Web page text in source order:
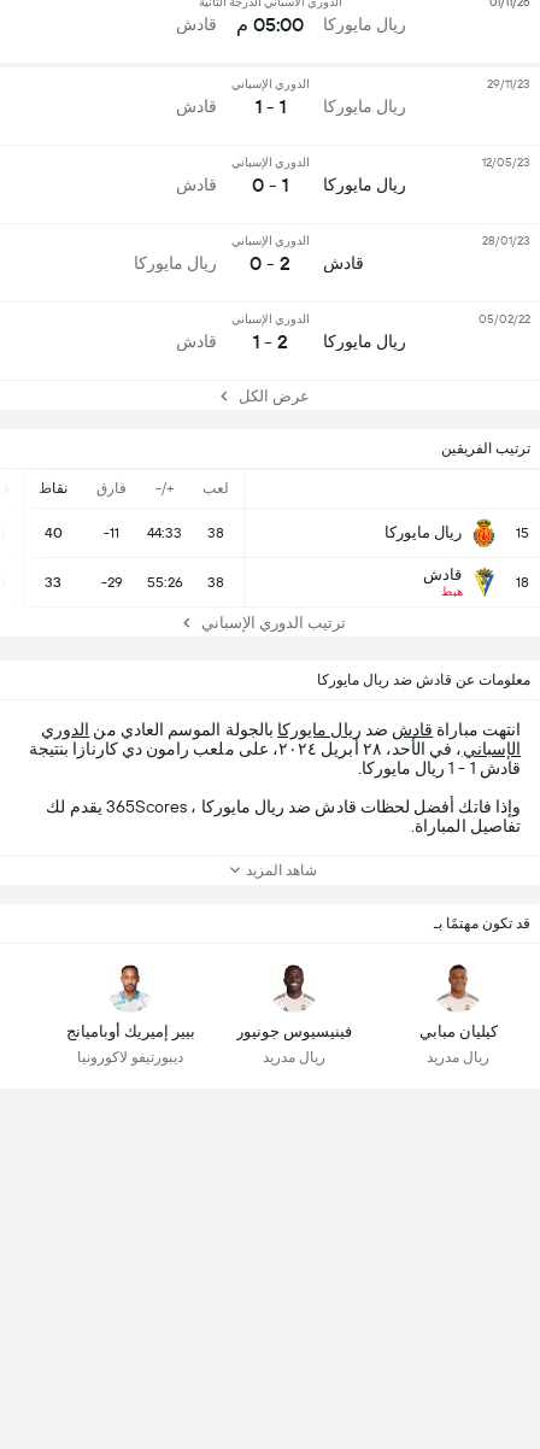
ترتيب الفريقين
لعب +/- فارق نقاط
15 ريال مايوركا 38
44:33
-11
40
18 قادش
هبط
38
55:26
-29
33
ترتيب الدوري الإسباني
ريال مايوركا 05:00 م قادش
ريال مايوركا
الدوري الإسباني
1 - 1 قادش
29/11/23
ريال مايوركا
الدوري الإسباني
1 - 0 قادش
12/05/23
قادش
الدوري الإسباني
2 - 0 ريال مايوركا
28/01/23
ريال مايوركا
الدوري الإسباني
2 - 1 قادش
05/02/22
عرض الكل
معلومات عن قادش ضد ريال مايوركا
انتهت مباراة قادش ضد ريال مايوركا بالجولة الموسم العادي من الدوري
الإسباني
، في الأحد، ٢٨ أبريل ٢٠٢٤، على ملعب رامون دي كارنازا بنتيجة
قادش 1 - 1 ريال مايوركا.
وإذا فاتك أفضل لحظات قادش ضد ريال مايوركا ، 365Scores يقدم لك
تفاصيل المباراة.
شاهد المزيد
قد تكون مهتمًا بـ
كيليان مبابي
ريال مدريد
فينيسيوس جونيور
ريال مدريد
بيير إميريك أوباميانج
ديبورتيفو لاكورونيا